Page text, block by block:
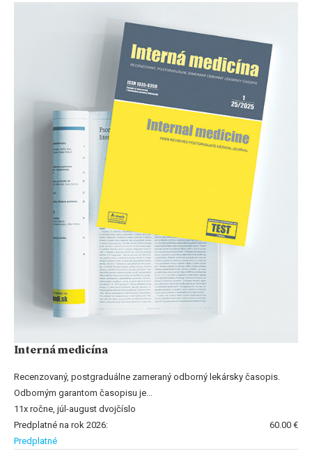
Interná medicína
Recenzovaný, postgraduálne zameraný odborný lekársky časopis.
Odborným garantom časopisu je...
11x ročne, júl-august dvojčíslo
Predplatné na rok 2026:
60.00 €
Predplatné